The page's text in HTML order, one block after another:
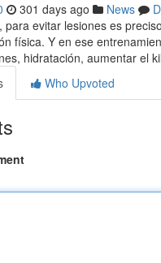
301 days ago News
para evitar lesiones es
física. Y en ese
hidratación, aumentar el
Who Upvoted